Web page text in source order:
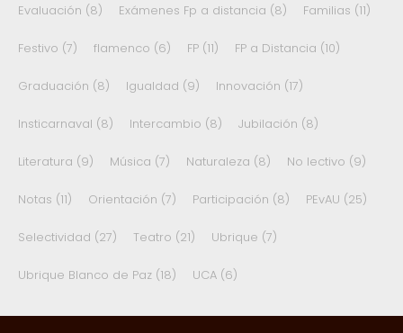
Evaluación (8) Exámenes Fp a distancia (8) Familias (11)
Festivo (7) flamenco (6) FP (11) FP a Distancia (10)
Graduación (8) Igualdad (9) Innovación (17)
Insticarnaval (8) Intercambio (8) Jubilación (8)
Literatura (9) Música (7) Naturaleza (8) No lectivo (9)
Notas (11) Orientación (7) Participación (8) PEvAU (25)
Selectividad (27) Teatro (21) Ubrique (7)
Ubrique Blanco de Paz (18) UCA (6)